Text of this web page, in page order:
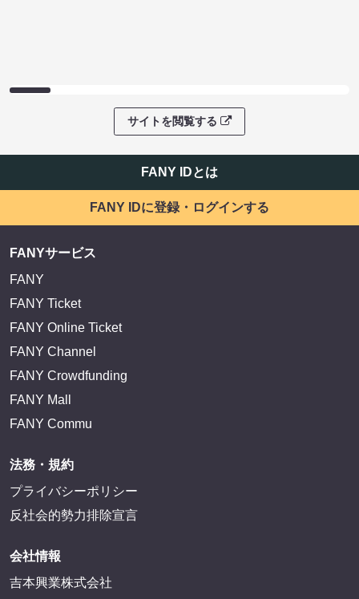
サイトを閲覧する
FANY IDとは
FANY IDに登録・ログインする
FANYサービス
FANY
FANY Ticket
FANY Online Ticket
FANY Channel
FANY Crowdfunding
FANY Mall
FANY Commu
法務・規約
プライバシーポリシー
反社会的勢力排除宣言
会社情報
吉本興業株式会社